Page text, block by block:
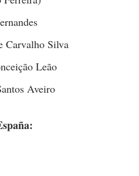
Carvalho Silva
Leão
Aveiro